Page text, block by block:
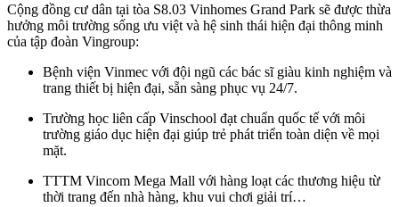
Cộng đồng cư dân tại tòa S8.03 Vinhomes Grand Park sẽ được thừa
hưởng môi trường sống ưu việt và hệ sinh thái hiện đại thông minh
của tập đoàn Vingroup:
Bệnh viện Vinmec với đội ngũ các bác sĩ giàu kinh nghiệm và
trang thiết bị hiện đại, sẵn sàng phục vụ 24/7.
Trường học liên cấp Vinschool đạt chuẩn quốc tế với môi
trường giáo dục hiện đại giúp trẻ phát triển toàn diện về mọi
mặt.
TTTM Vincom Mega Mall với hàng loạt các thương hiệu từ
thời trang đến nhà hàng, khu vui chơi giải trí…